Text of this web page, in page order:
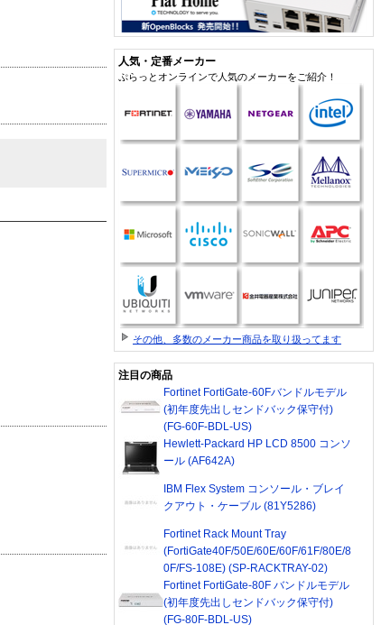
人気・定番メーカー
ぷらっとオンラインで人気のメーカーをご紹介！
その他、多数のメーカー商品を取り扱ってます
注目の商品
Fortinet FortiGate-60Fバンドルモデル
(初年度先出しセンドバック保守付)
(FG-60F-BDL-US)
Hewlett-Packard HP LCD 8500 コンソ
ール (AF642A)
IBM Flex System コンソール・ブレイ
クアウト・ケーブル (81Y5286)
Fortinet Rack Mount Tray
(FortiGate40F/50E/60E/60F/61F/80E/8
0F/FS-108E) (SP-RACKTRAY-02)
Fortinet FortiGate-80F バンドルモデル
(初年度先出しセンドバック保守付)
(FG-80F-BDL-US)